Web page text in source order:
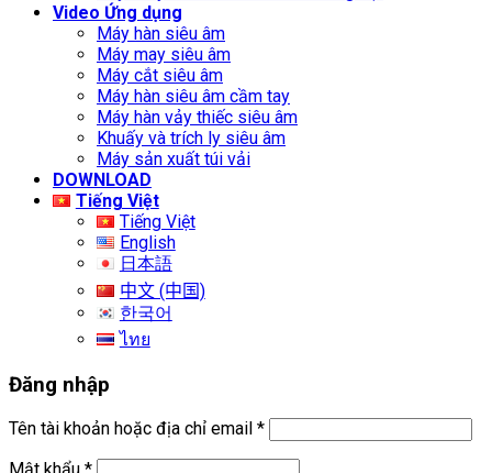
Video Ứng dụng
Máy hàn siêu âm
Máy may siêu âm
Máy cắt siêu âm
Máy hàn siêu âm cầm tay
Máy hàn vảy thiếc siêu âm
Khuấy và trích ly siêu âm
Máy sản xuất túi vải
DOWNLOAD
Tiếng Việt
Tiếng Việt
English
日本語
中文 (中国)
한국어
ไทย
Đăng nhập
Tên tài khoản hoặc địa chỉ email *